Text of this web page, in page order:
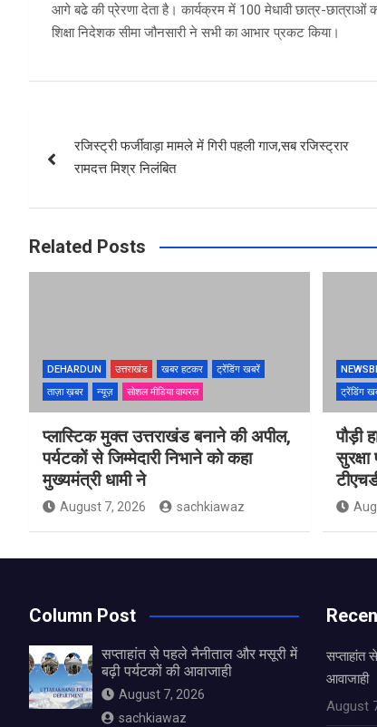
आगे बढे की प्रेरणा देता है। कार्यक्रम में 100 मेधावी छात्र-छात्राओं
शिक्षा निदेशक सीमा जौनसारी ने सभी का आभार प्रकट किया।
navigation
रजिस्ट्री फर्जीवाड़ा मामले में गिरी पहली गाज,सब रजिस्ट्रार
रामदत्त मिश्र निलंबित
Related Posts
DEHARDUN उत्तराखंड खबर हटकर
ट्रेंडिंग खबरें
ताज़ा ख़बर
न्यूज़ सोशल मीडिया वायरल
प्लास्टिक मुक्त उत्तराखंड बनाने की अपील,
पर्यटकों से जिम्मेदारी निभाने को कहा
मुख्यमंत्री धामी ने
August 7, 2026 sachkiawaz
ट्रेंडिंग
पौड़ी
सुरक्षा
Column Post
सप्ताहांत से पहले नैनीताल और मसूरी में
बढ़ी पर्यटकों की आवाजाही
August 7, 2026
sachkiawaz
सप्ताहांत
आवाजाही
August